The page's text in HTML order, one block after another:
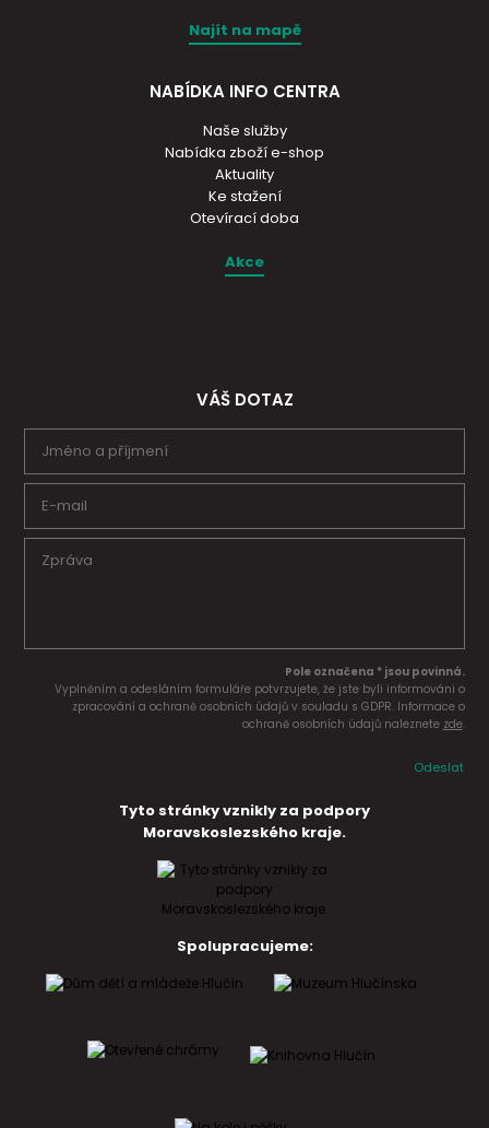
Najít na mapě
NABÍDKA INFO CENTRA
Naše služby
Nabídka zboží e-shop
Aktuality
Ke stažení
Otevírací doba
Akce
VÁŠ DOTAZ
Pole označena * jsou povinná.
Vyplněním a odesláním formuláře potvrzujete, že jste byli informováni o
zpracování a ochraně osobních údajů v souladu s GDPR. Informace o
ochraně osobních údajů naleznete zde.
Odeslat
Tyto stránky vznikly za podpory
Moravskoslezského kraje.
Spolupracujeme: